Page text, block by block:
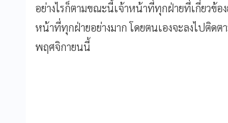
อย่างไรก็ตามขณะนี้เจ้าหน้าที่ทุกฝ่ายที่เกี่ยวข้
หน้าที่ทุกฝ่ายอย่างมาก โดยตนเองจะลงไปติด
พฤศจิกายนนี้